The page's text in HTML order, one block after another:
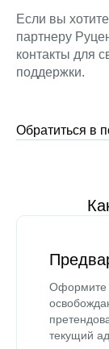
Если вы
партнеру
контакты для
поддержки.
Обратиться в
Оформите
текущий